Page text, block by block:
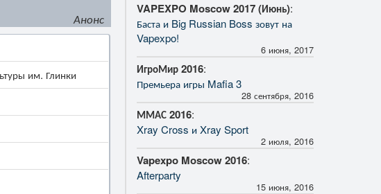
Анонс
им. Глинки
VAPEXPO Moscow 2017 (Июнь):
Баста и Big Russian Boss зовут на
Vapexpo!
6 июня, 2017
ИгроМир 2016:
Премьера игры Mafia 3
28 сентября, 2016
ММАС 2016:
Xray Cross и Xray Sport
2 июля, 2016
Vapexpo Moscow 2016:
Afterparty
15 июня, 2016